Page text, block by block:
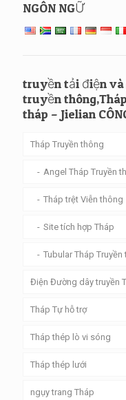
NGÔN NGỮ
truyền tải điện và
truyền
tháp – Jielian
Tháp Truyền thông
Angel Tháp Truyền
Tháp trệt Viễn thông
Site tích hợp Tháp
Tubular Tháp Truyền
Điện Đường dây truyền
Tháp Tự hỗ trợ
Tháp thép lò vi sóng
Tháp thép lưới
ngụy trang Tháp